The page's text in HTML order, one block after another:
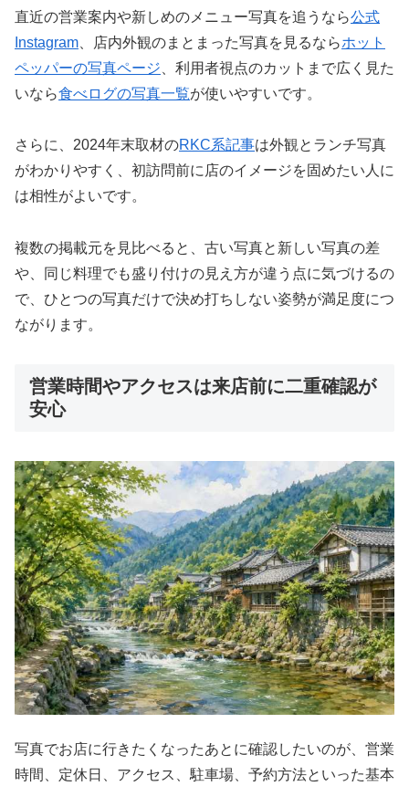
直近の営業案内や新しめのメニュー写真を追うなら公式
Instagram 、店内外観のまとまった写真を見るならホット
ペッパーの写真ページ 、利用者視点のカットまで広く見た
いなら食べログの写真一覧が使いやすいです。
さらに、2024年末取材のRKC系記事は外観とランチ写真
がわかりやすく、初訪問前に店のイメージを固めたい人に
は相性がよいです。
複数の掲載元を見比べると、古い写真と新しい写真の差
や、同じ料理でも盛り付けの見え方が違う点に気づけるの
で、ひとつの写真だけで決め打ちしない姿勢が満足度につ
ながります。
営業時間やアクセスは来店前に二重確認が
安心
写真でお店に行きたくなったあとに確認したいのが、営業
時間、定休日、アクセス、駐車場、予約方法といった基本